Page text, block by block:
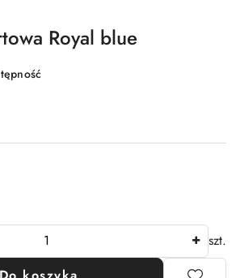
Royal blue
szt.